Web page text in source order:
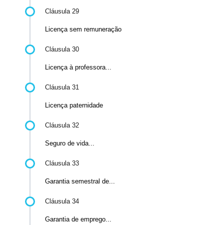
Cláusula 29
Licença sem remuneração
Cláusula 30
Licença à professora...
Cláusula 31
Licença paternidade
Cláusula 32
Seguro de vida...
Cláusula 33
Garantia semestral de...
Cláusula 34
Garantia de emprego...